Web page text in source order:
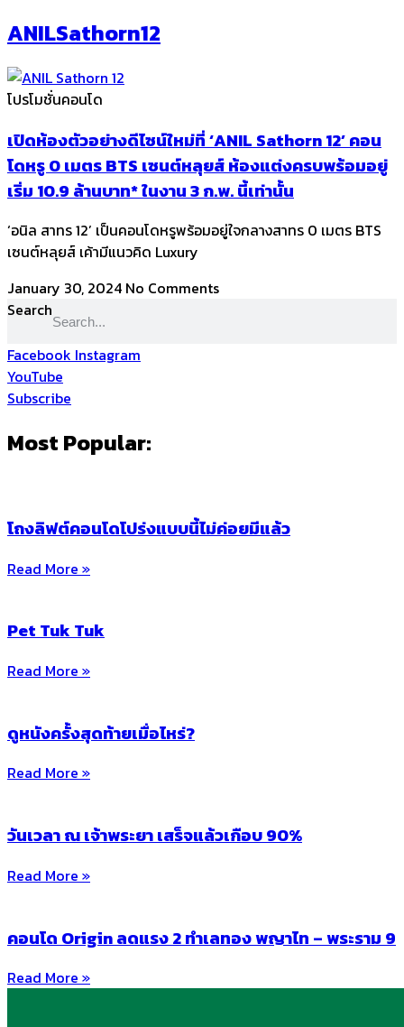
ANILSathorn12
โปรโมชั่นคอนโด
เปิดห้องตัวอย่างดีไซน์ใหม่ที่ ‘ANIL Sathorn 12’ คอน
โดหรู 0 เมตร BTS เซนต์หลุยส์ ห้องแต่งครบพร้อมอยู่
เริ่ม 10.9 ล้านบาท* ในงาน 3 ก.พ. นี้เท่านั้น
‘อนิล สาทร 12’ เป็นคอนโดหรูพร้อมอยู่ใจกลางสาทร 0 เมตร BTS
เซนต์หลุยส์ เค้ามีแนวคิด Luxury
January 30, 2024 No Comments
Search
Facebook Instagram
YouTube
Subscribe
Most Popular:
โถงลิฟต์คอนโดโปร่งแบบนี้ไม่ค่อยมีแล้ว
Read More »
Pet Tuk Tuk
Read More »
ดูหนังครั้งสุดท้ายเมื่อไหร่?
Read More »
วันเวลา ณ เจ้าพระยา เสร็จแล้วเกือบ 90%
Read More »
คอนโด Origin ลดแรง 2 ทำเลทอง พญาไท – พระราม 9
Read More »